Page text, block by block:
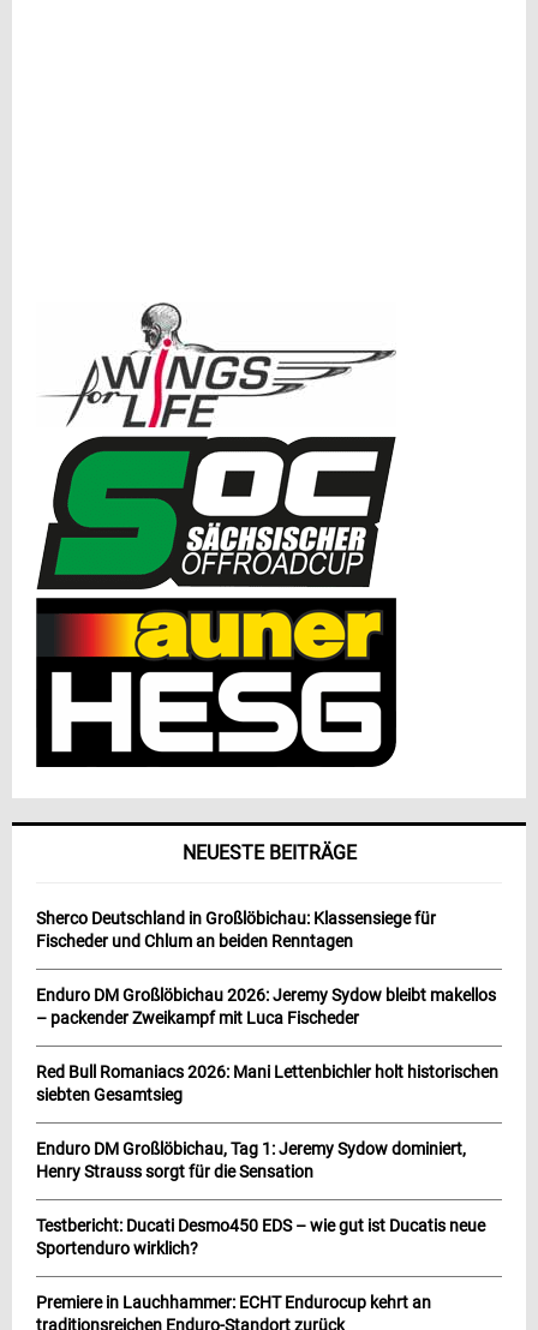
NEUESTE BEITRÄGE
Sherco Deutschland in Großlöbichau: Klassensiege für
Fischeder und Chlum an beiden Renntagen
Enduro DM Großlöbichau 2026: Jeremy Sydow bleibt makellos
– packender Zweikampf mit Luca Fischeder
Red Bull Romaniacs 2026: Mani Lettenbichler holt historischen
siebten Gesamtsieg
Enduro DM Großlöbichau, Tag 1: Jeremy Sydow dominiert,
Henry Strauss sorgt für die Sensation
Testbericht: Ducati Desmo450 EDS – wie gut ist Ducatis neue
Sportenduro wirklich?
Premiere in Lauchhammer: ECHT Endurocup kehrt an
traditionsreichen Enduro-Standort zurück